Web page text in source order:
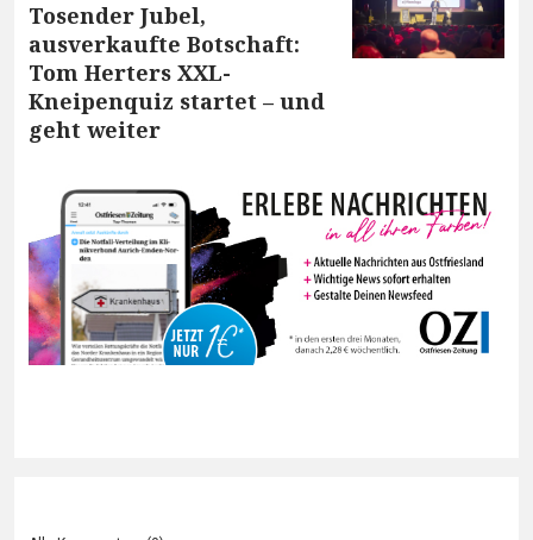
Tosender Jubel,
ausverkaufte Botschaft:
Tom Herters XXL-
Kneipenquiz startet – und
geht weiter